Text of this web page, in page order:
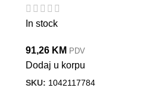
In stock
91,26 KM PDV
Dodaj u korpu
SKU: 1042117784